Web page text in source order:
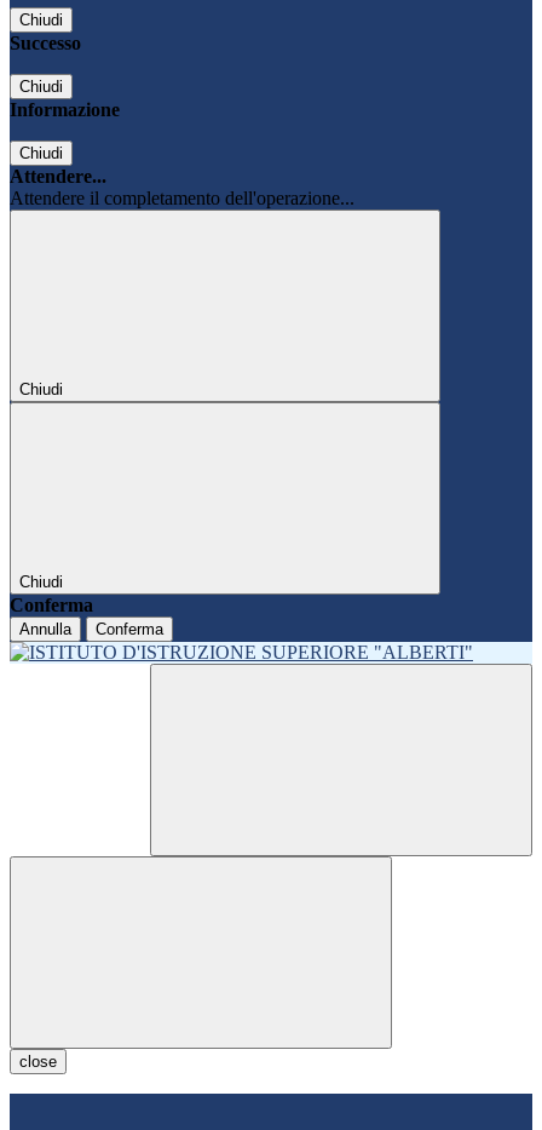
Chiudi
Successo
Chiudi
Informazione
Chiudi
Attendere...
Attendere il completamento dell'operazione...
Chiudi
Chiudi
Conferma
Annulla Conferma
close